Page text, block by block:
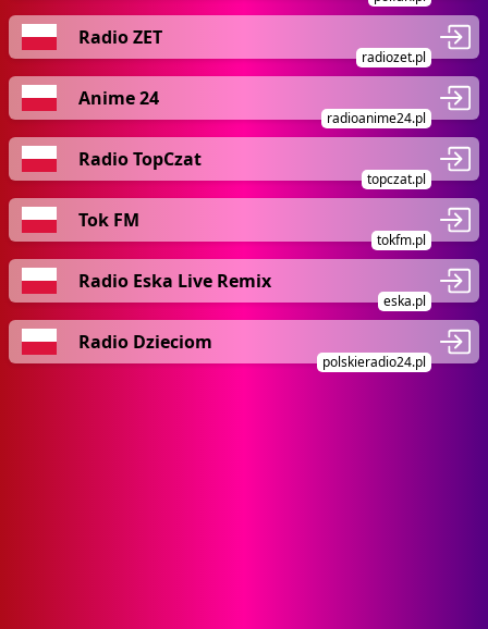
Radio ZET
radiozet.pl
Anime 24
radioanime24.pl
Radio TopCzat
topczat.pl
Tok FM
tokfm.pl
Radio Eska Live Remix
eska.pl
Radio Dzieciom
polskieradio24.pl